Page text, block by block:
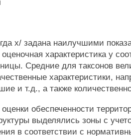
х/ задана наилучшими
характеристика у
Средние для таксонов
характеристики,
и т.д., а также
обеспеченности
выделялись зоны с
в соответствии с